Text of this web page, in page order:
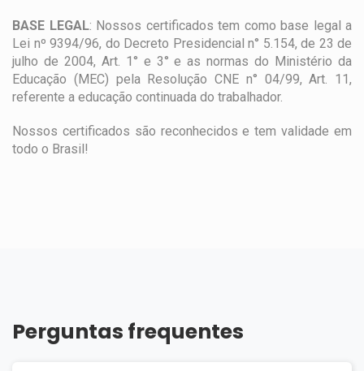
BASE LEGAL: Nossos certificados tem como base legal a
Lei nº 9394/96, do Decreto Presidencial n° 5.154, de 23 de
julho de 2004, Art. 1° e 3° e as normas do Ministério da
Educação (MEC) pela Resolução CNE n° 04/99, Art. 11,
referente a educação continuada do trabalhador.
Nossos certificados são reconhecidos e tem validade em
todo o Brasil!
Perguntas frequentes